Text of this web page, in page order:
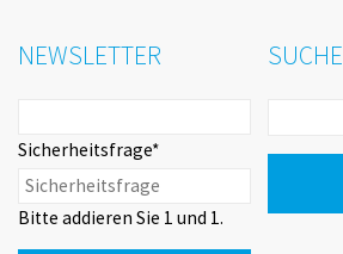
NEWSLETTER
Pflichtfeld
Sicherheitsfrage*
Bitte addieren Sie 1 und 1.
SUCHE